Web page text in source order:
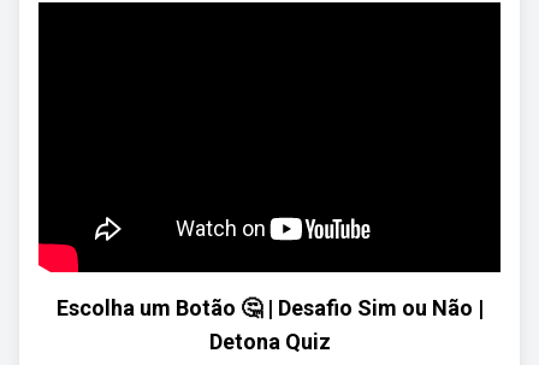
Escolha um Botão 🤔 | Desafio Sim ou Não |
Detona Quiz